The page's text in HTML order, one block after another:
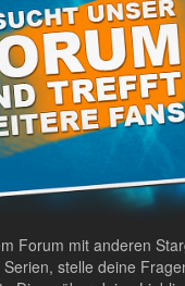
Forum mit anderen
stelle deine